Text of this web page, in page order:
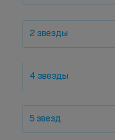
2 звезды
4 звезды
5 звезд